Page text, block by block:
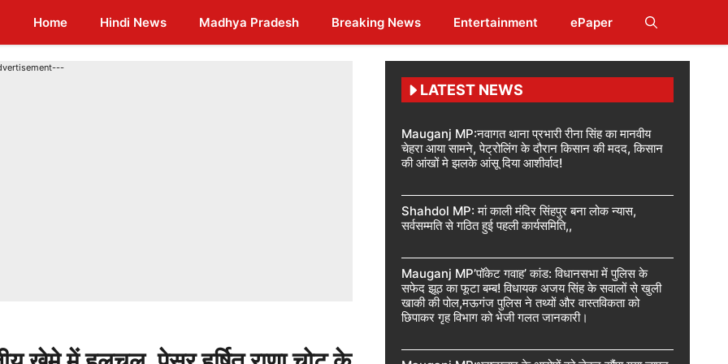
Home Hindi News Madhya Pradesh Breaking News Entertainment ePaper
LATEST NEWS
Mauganj MP:नवागत थाना प्रभारी रीना सिंह का मानवीय
चेहरा आया सामने, पेट्रोलिंग के दौरान किसान की मदद, किसान
की आंखों मे झलके आंसू दिया आशीर्वाद!
Shahdol MP: मां काली मंदिर सिंहपुर बना लोक न्यास,
सर्वसम्मति से गठित हुई पहली कार्यसमिति,,
Mauganj MP’पॉकेट गवाह’ कांड: विधानसभा में पुलिस के
सफेद झूठ का फूटा बम्ब! विधायक अजय सिंह के सवालों से खुली
खाकी की पोल,मऊगंज पुलिस ने तथ्यों और वास्तविकता को
छिपाकर गृह विभाग को भेजी गलत जानकारी।